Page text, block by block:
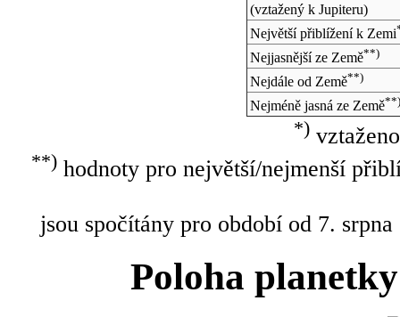
(vztažený k Jupiteru)
Největší přiblížení k Zemi
Nejjasnější ze Země**)
Nejdále od Země**)
Nejméně jasná ze Země**)
*)
**)hodnoty pro největší/nejmenší
jsou spočítány pro období od 7.
Poloha